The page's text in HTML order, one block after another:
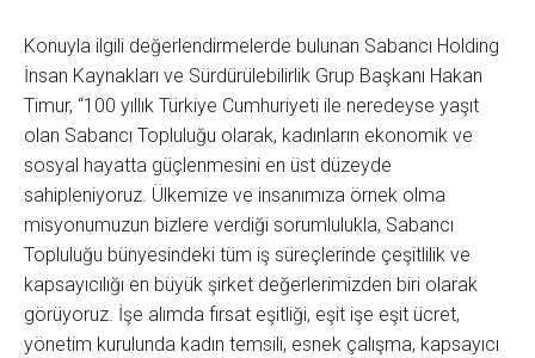
Konuyla ilgili değerlendirmelerde bulunan Sabancı Holding
İnsan Kaynakları ve Sürdürülebilirlik Grup Başkanı Hakan
Timur, “100 yıllık Türkiye Cumhuriyeti ile neredeyse yaşıt
olan Sabancı Topluluğu olarak, kadınların ekonomik ve
sosyal hayatta güçlenmesini en üst düzeyde
sahipleniyoruz. Ülkemize ve insanımıza örnek olma
misyonumuzun bizlere verdiği sorumlulukla, Sabancı
Topluluğu bünyesindeki tüm iş süreçlerinde çeşitlilik ve
kapsayıcılığı en büyük şirket değerlerimizden biri olarak
görüyoruz. İşe alımda fırsat eşitliği, eşit işe eşit ücret,
yönetim kurulunda kadın temsili, esnek çalışma, kapsayıcı